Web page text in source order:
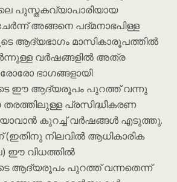
പുസ്തകവ്യാപാരിയായ
അങ്ങനെ പദ്മനാഭപിള്ള
ആദ്യഭാഗം മാസികാരൂപത്തിൽ
വർഷങ്ങളിൽ അത്ര
ഭാഗങ്ങളായി
ഈ ആദ്യരൂപം പുറത്ത് വന്നു
പ്രസിദ്ധീകരണ
കുറച്ച് വർഷങ്ങൾ എടുത്തു.
(ഇതിനു നിലവിൽ ആധികാരിക
ഈ വിധത്തിൽ
ആദ്യരൂപം പുറത്ത് വന്നതെന്ന്